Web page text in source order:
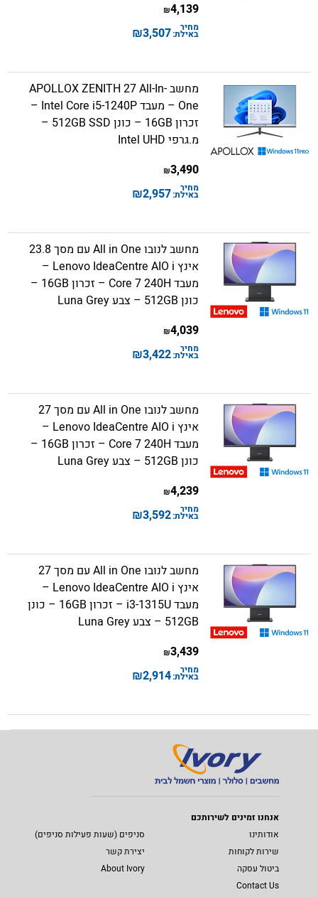
4,139
₪
מחיר
באילת:3,507
₪
מחשב APOLLOX ZENITH 27 All-In-
One – מעבד Intel Core i5-1240P –
זכרון 16GB – כונן 512GB SSD –
מ.גרפי Intel UHD
3,490
₪
מחיר
באילת:2,957
₪
מחשב לנובו All in One עם מסך 23.8
אינץ Lenovo IdeaCentre AIO i –
מעבד Core 7 240H – זכרון 16GB –
כונן 512GB – צבע Luna Grey
4,039
₪
מחיר
באילת:3,422
₪
מחשב לנובו All in One עם מסך 27
אינץ Lenovo IdeaCentre AIO i –
מעבד Core 7 240H – זכרון 16GB –
כונן 512GB – צבע Luna Grey
4,239
₪
מחיר
באילת:3,592
₪
מחשב לנובו All in One עם מסך 27
אינץ Lenovo IdeaCentre AIO i –
מעבד i3-1315U – זכרון 16GB – כונן
512GB – צבע Luna Grey
3,439
₪
מחיר
באילת:2,914
₪
אנחנו זמינים לשירותכם
אודותינו
סניפים (שעות פעילות סניפים)
שירות לקוחות
יצירת קשר
ביטול עסקה
About Ivory
Contact Us